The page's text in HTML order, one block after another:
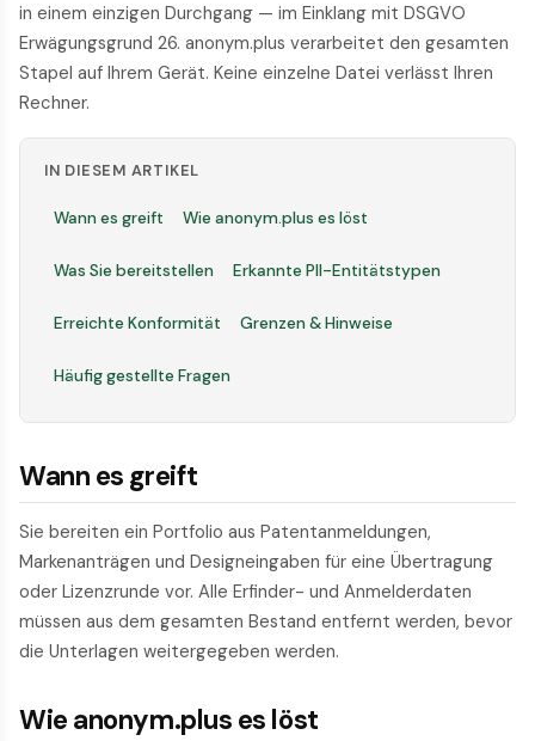
in einem einzigen Durchgang — im Einklang mit DSGVO
Erwägungsgrund 26. anonym.plus verarbeitet den gesamten
Stapel auf Ihrem Gerät. Keine einzelne Datei verlässt Ihren
Rechner.
IN DIESEM ARTIKEL
Wann es greift Wie anonym.plus es löst
Was Sie bereitstellen Erkannte PII-Entitätstypen
Erreichte Konformität Grenzen & Hinweise
Häufig gestellte Fragen
Wann es greift
Sie bereiten ein Portfolio aus Patentanmeldungen,
Markenanträgen und Designeingaben für eine Übertragung
oder Lizenzrunde vor. Alle Erfinder- und Anmelderdaten
müssen aus dem gesamten Bestand entfernt werden, bevor
die Unterlagen weitergegeben werden.
Wie anonym.plus es löst